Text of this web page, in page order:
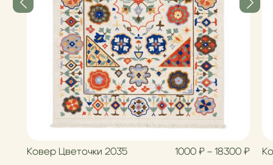
Ковер Цветочки 2035 1000₽ – 18300₽